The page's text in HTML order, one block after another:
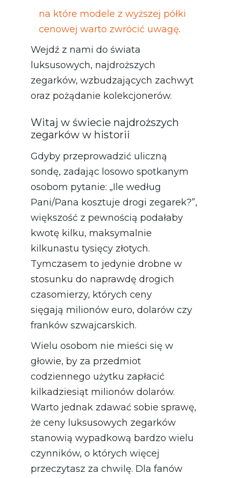
na które modele z wyższej półki
cenowej warto zwrócić uwagę.
Wejdź z nami do świata
luksusowych, najdroższych
zegarków, wzbudzających zachwyt
oraz pożądanie kolekcjonerów.
Witaj w świecie najdroższych
zegarków w historii
Gdyby przeprowadzić uliczną
sondę, zadając losowo spotkanym
osobom pytanie: „Ile według
Pani/Pana kosztuje drogi zegarek?”,
większość z pewnością podałaby
kwotę kilku, maksymalnie
kilkunastu tysięcy złotych.
Tymczasem to jedynie drobne w
stosunku do naprawdę drogich
czasomierzy, których ceny
sięgają milionów euro, dolarów czy
franków szwajcarskich.
Wielu osobom nie mieści się w
głowie, by za przedmiot
codziennego użytku zapłacić
kilkadziesiąt milionów dolarów.
Warto jednak zdawać sobie sprawę,
że ceny luksusowych zegarków
stanowią wypadkową bardzo wielu
czynników, o których więcej
przeczytasz za chwilę. Dla fanów